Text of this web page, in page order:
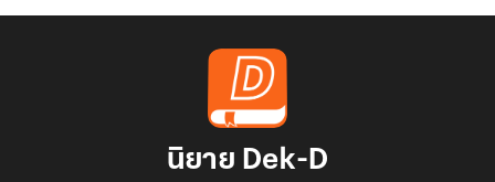
นิยาย Dek-D